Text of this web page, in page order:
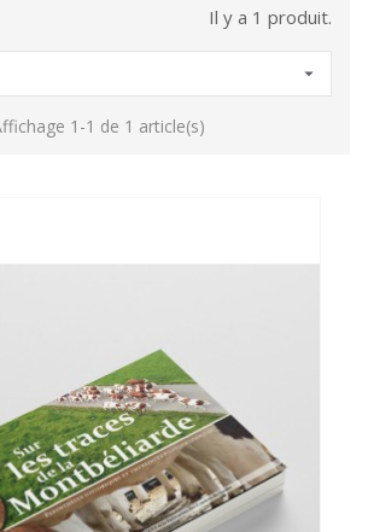
Il y a 1 produit.

1-1 de 1 article(s)